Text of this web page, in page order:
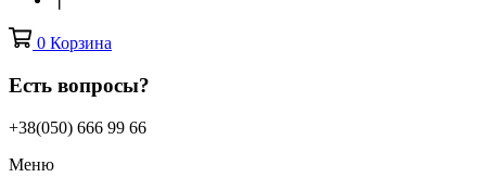
0 Корзина
Есть вопросы?
+38(050) 666 99 66
Меню